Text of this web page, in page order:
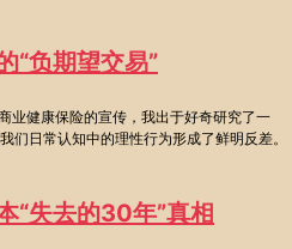
“负期望交易”
业健康保险的宣传，我出于好奇研究了一
们日常认知中的理性行为形成了鲜明反差。
“失去的30年”真相